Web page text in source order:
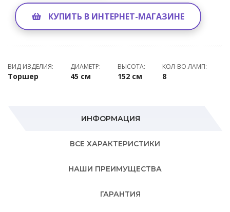
КУПИТЬ В ИНТЕРНЕТ-МАГАЗИНЕ
ВИД ИЗДЕЛИЯ:
Торшер
ДИАМЕТР:
45 см
ВЫСОТА:
152 см
КОЛ-ВО ЛАМП:
8
ИНФОРМАЦИЯ
ВСЕ ХАРАКТЕРИСТИКИ
НАШИ ПРЕИМУЩЕСТВА
ГАРАНТИЯ